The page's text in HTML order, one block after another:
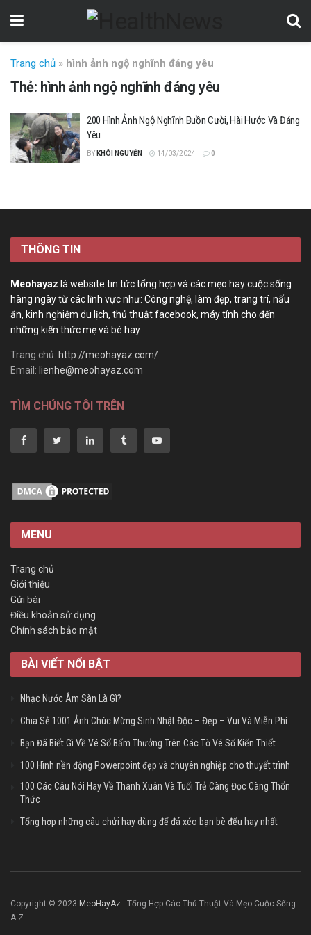
Trang chủ » hình ảnh ngộ nghĩnh đáng yêu
Thẻ: hình ảnh ngộ nghĩnh đáng yêu
200 Hình Ảnh Ngộ Nghĩnh Buồn Cười, Hài Hước Và Đáng
Yêu
BY KHÔI NGUYỄN 14/03/2024 0
THÔNG TIN
Meohayaz là website tin tức tổng hợp và các mẹo hay cuộc sống
hàng ngày từ các lĩnh vực như: Công nghệ, làm đẹp, trang trí, nấu
ăn, kinh nghiệm du lịch, thủ thuật facebook, máy tính cho đến
những kiến thức mẹ và bé hay
Trang chủ: http://meohayaz.com/
Email: lienhe@meohayaz.com
TÌM CHÚNG TÔI TRÊN
MENU
Trang chủ
Giới thiệu
Gửi bài
Điều khoản sử dụng
Chính sách bảo mật
BÀI VIẾT NỔI BẬT
Nhạc Nước Âm Sàn Là Gì?
Chia Sẻ 1001 Ảnh Chúc Mừng Sinh Nhật Độc – Đẹp – Vui Và Miễn Phí
Bạn Đã Biết Gì Về Vé Số Bấm Thưởng Trên Các Tờ Vé Số Kiến Thiết
100 Hình nền động Powerpoint đẹp và chuyên nghiệp cho thuyết trình
100 Các Câu Nói Hay Về Thanh Xuân Và Tuổi Trẻ Càng Đọc Càng Thổn
Thức
Tổng hợp những câu chửi hay dùng để đá xéo bạn bè đểu hay nhất
Copyright © 2023 MeoHayAz - Tổng Hợp Các Thủ Thuật Và Mẹo Cuộc Sống
A-Z